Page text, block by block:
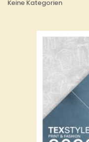
Keine Kategorien